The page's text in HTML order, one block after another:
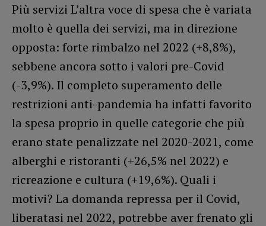
Più servizi L’altra voce di spesa che è variata
molto è quella dei servizi, ma in direzione
opposta: forte rimbalzo nel 2022 (+8,8%),
sebbene ancora sotto i valori pre-Covid
(-3,9%). Il completo superamento delle
restrizioni anti-pandemia ha infatti favorito
la spesa proprio in quelle categorie che più
erano state penalizzate nel 2020-2021, come
alberghi e ristoranti (+26,5% nel 2022) e
ricreazione e cultura (+19,6%). Quali i
motivi? La domanda repressa per il Covid,
liberatasi nel 2022, potrebbe aver frenato gli